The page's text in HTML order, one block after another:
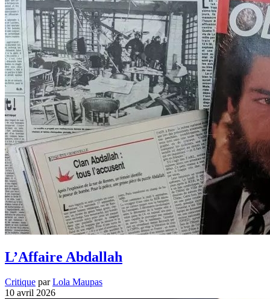
L’Affaire Abdallah
Critique par Lola Maupas
10 avril 2026